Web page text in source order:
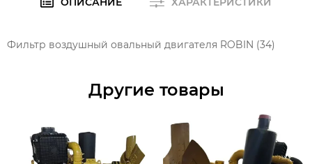
Фильтр воздушный овальный двигателя ROBIN (34)
Другие товары